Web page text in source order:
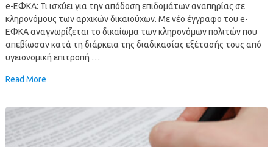
e-ΕΦΚΑ: Τι ισχύει για την απόδοση επιδομάτων αναπηρίας σε
κληρονόμους των αρχικών δικαιούχων. Με νέο έγγραφο του e-
ΕΦΚΑ αναγνωρίζεται το δικαίωμα των κληρονόμων πολιτών που
απεβίωσαν κατά τη διάρκεια της διαδικασίας εξέτασής τους από
υγειονομική επιτροπή …
Read More